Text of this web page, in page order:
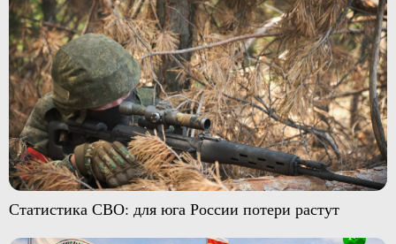
Статистика СВО: для юга России потери растут